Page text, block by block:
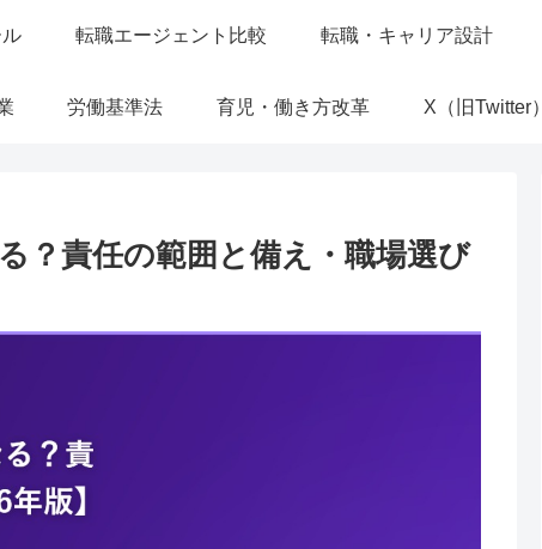
転職エージェント比較 転職・キャリア設計
労働基準法 育児・働き方改革 X（旧Twitter）
？責任の範囲と備え・職場選び